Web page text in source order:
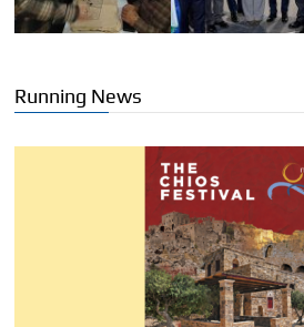
Running News